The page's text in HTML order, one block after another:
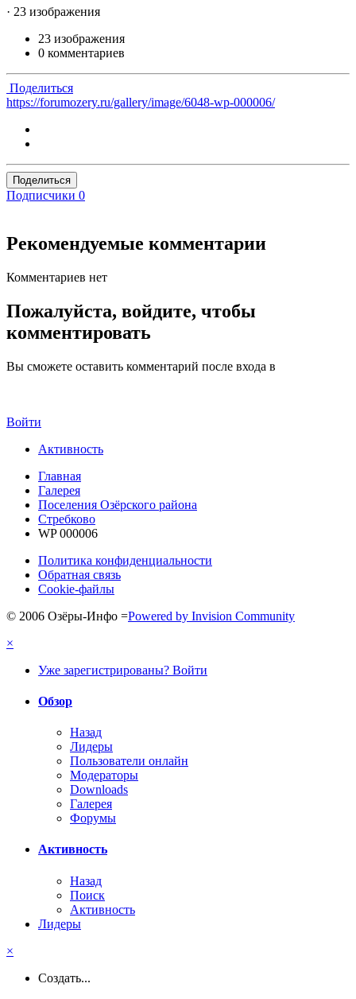
· 23 изображения
23 изображения
0 комментариев
Поделиться
https://forumozery.ru/gallery/image/6048-wp-000006/
Поделиться
Подписчики 0
Рекомендуемые комментарии
Комментариев нет
Пожалуйста, войдите, чтобы
комментировать
Вы сможете оставить комментарий после входа в
Войти
Активность
Главная
Галерея
Поселения Озёрского района
Стребково
WP 000006
Политика конфиденциальности
Обратная связь
Cookie-файлы
© 2006 Озёры-Инфо =Powered by Invision Community
×
Уже зарегистрированы? Войти
Обзор
Назад
Лидеры
Пользователи онлайн
Модераторы
Downloads
Галерея
Форумы
Активность
Назад
Поиск
Активность
Лидеры
×
Создать...